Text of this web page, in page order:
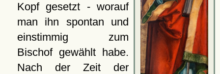
Kopf gesetzt - worauf
man ihn spontan und
einstimmig zum
Bischof gewählt habe.
Nach der Zeit der